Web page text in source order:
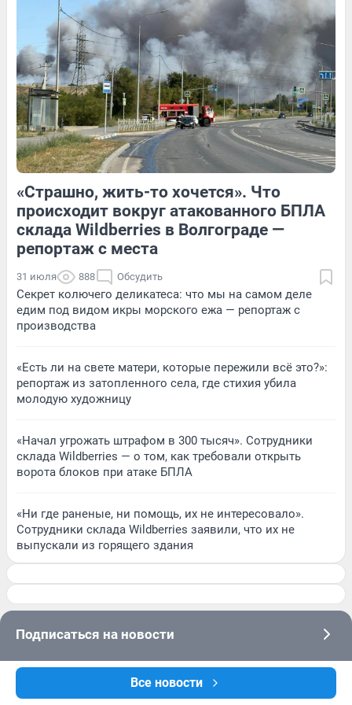
Все новости
Обсудить 1 Обсудить
1 Обсудить 3 Обсудить
«Страшно, жить-то хочется». Что
происходит вокруг атакованного БПЛА
склада Wildberries в Волгограде —
репортаж с места
31 июля 888 Обсудить
Секрет колючего деликатеса: что мы на самом деле
едим под видом икры морского ежа — репортаж с
производства
«Есть ли на свете матери, которые пережили всё это?»:
репортаж из затопленного села, где стихия убила
молодую художницу
«Начал угрожать штрафом в 300 тысяч». Сотрудники
склада Wildberries — о том, как требовали открыть
ворота блоков при атаке БПЛА
«Ни где раненые, ни помощь, их не интересовало».
Сотрудники склада Wildberries заявили, что их не
выпускали из горящего здания
Подписаться на новости
Сообщить новость